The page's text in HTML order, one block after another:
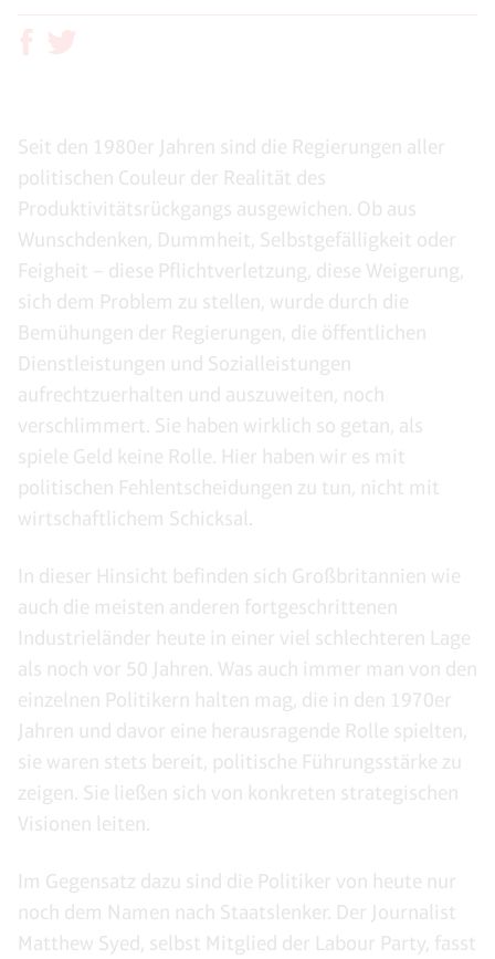
Seit den 1980er Jahren sind die Regierungen aller
politischen Couleur der Realität des
Produktivitätsrückgangs ausgewichen. Ob aus
Wunschdenken, Dummheit, Selbstgefälligkeit oder
Feigheit – diese Pflichtverletzung, diese Weigerung,
sich dem Problem zu stellen, wurde durch die
Bemühungen der Regierungen, die öffentlichen
Dienstleistungen und Sozialleistungen
aufrechtzuerhalten und auszuweiten, noch
verschlimmert. Sie haben wirklich so getan, als
spiele Geld keine Rolle. Hier haben wir es mit
politischen Fehlentscheidungen zu tun, nicht mit
wirtschaftlichem Schicksal.
In dieser Hinsicht befinden sich Großbritannien wie
auch die meisten anderen fortgeschrittenen
Industrieländer heute in einer viel schlechteren Lage
als noch vor 50 Jahren. Was auch immer man von den
einzelnen Politikern halten mag, die in den 1970er
Jahren und davor eine herausragende Rolle spielten,
sie waren stets bereit, politische Führungsstärke zu
zeigen. Sie ließen sich von konkreten strategischen
Visionen leiten.
Im Gegensatz dazu sind die Politiker von heute nur
noch dem Namen nach Staatslenker. Der Journalist
Matthew Syed, selbst Mitglied der Labour Party, fasst